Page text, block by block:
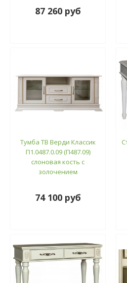
87 260 руб
Тумба ТВ Верди Классик
П1.0487.0.09 (П487.09)
слоновая кость с
золочением
74 100 руб